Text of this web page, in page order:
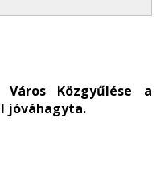
Közgyűlése a
jóváhagyta.